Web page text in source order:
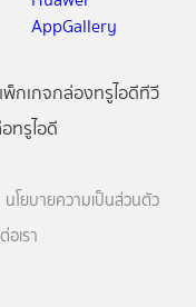
พ็กเกจกล่องทรูไอดีทีวี
ทรูไอดี
นโยบายความเป็นส่วนตัว
อเรา